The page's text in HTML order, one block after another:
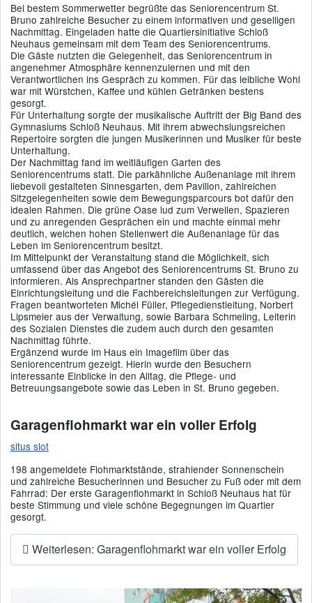
Bei bestem Sommerwetter begrüßte das Seniorencentrum St.
Bruno zahlreiche Besucher zu einem informativen und geselligen
Nachmittag. Eingeladen hatte die Quartiersinitiative Schloß
Neuhaus gemeinsam mit dem Team des Seniorencentrums.
Die Gäste nutzten die Gelegenheit, das Seniorencentrum in
angenehmer Atmosphäre kennenzulernen und mit den
Verantwortlichen ins Gespräch zu kommen. Für das leibliche Wohl
war mit Würstchen, Kaffee und kühlen Getränken bestens
gesorgt.
Für Unterhaltung sorgte der musikalische Auftritt der Big Band des
Gymnasiums Schloß Neuhaus. Mit ihrem abwechslungsreichen
Repertoire sorgten die jungen Musikerinnen und Musiker für beste
Unterhaltung.
Der Nachmittag fand im weitläufigen Garten des
Seniorencentrums statt. Die parkähnliche Außenanlage mit ihrem
liebevoll gestalteten Sinnesgarten, dem Pavillon, zahlreichen
Sitzgelegenheiten sowie dem Bewegungsparcours bot dafür den
idealen Rahmen. Die grüne Oase lud zum Verweilen, Spazieren
und zu anregenden Gesprächen ein und machte einmal mehr
deutlich, welchen hohen Stellenwert die Außenanlage für das
Leben im Seniorencentrum besitzt.
Im Mittelpunkt der Veranstaltung stand die Möglichkeit, sich
umfassend über das Angebot des Seniorencentrums St. Bruno zu
informieren. Als Ansprechpartner standen den Gästen die
Einrichtungsleitung und die Fachbereichsleitungen zur Verfügung.
Fragen beantworteten Michél Füller, Pflegedienstleitung, Norbert
Lipsmeier aus der Verwaltung, sowie Barbara Schmeling, Leiterin
des Sozialen Dienstes die zudem auch durch den gesamten
Nachmittag führte.
Ergänzend wurde im Haus ein Imagefilm über das
Seniorencentrum gezeigt. Hierin wurde den Besuchern
interessante Einblicke in den Alltag, die Pflege- und
Betreuungsangebote sowie das Leben in St. Bruno gegeben.
Garagenflohmarkt war ein voller Erfolg
situs slot
198 angemeldete Flohmarktstände, strahlender Sonnenschein
und zahlreiche Besucherinnen und Besucher zu Fuß oder mit dem
Fahrrad: Der erste Garagenflohmarkt in Schloß Neuhaus hat für
beste Stimmung und viele schöne Begegnungen im Quartier
gesorgt.
Weiterlesen: Garagenflohmarkt war ein voller Erfolg